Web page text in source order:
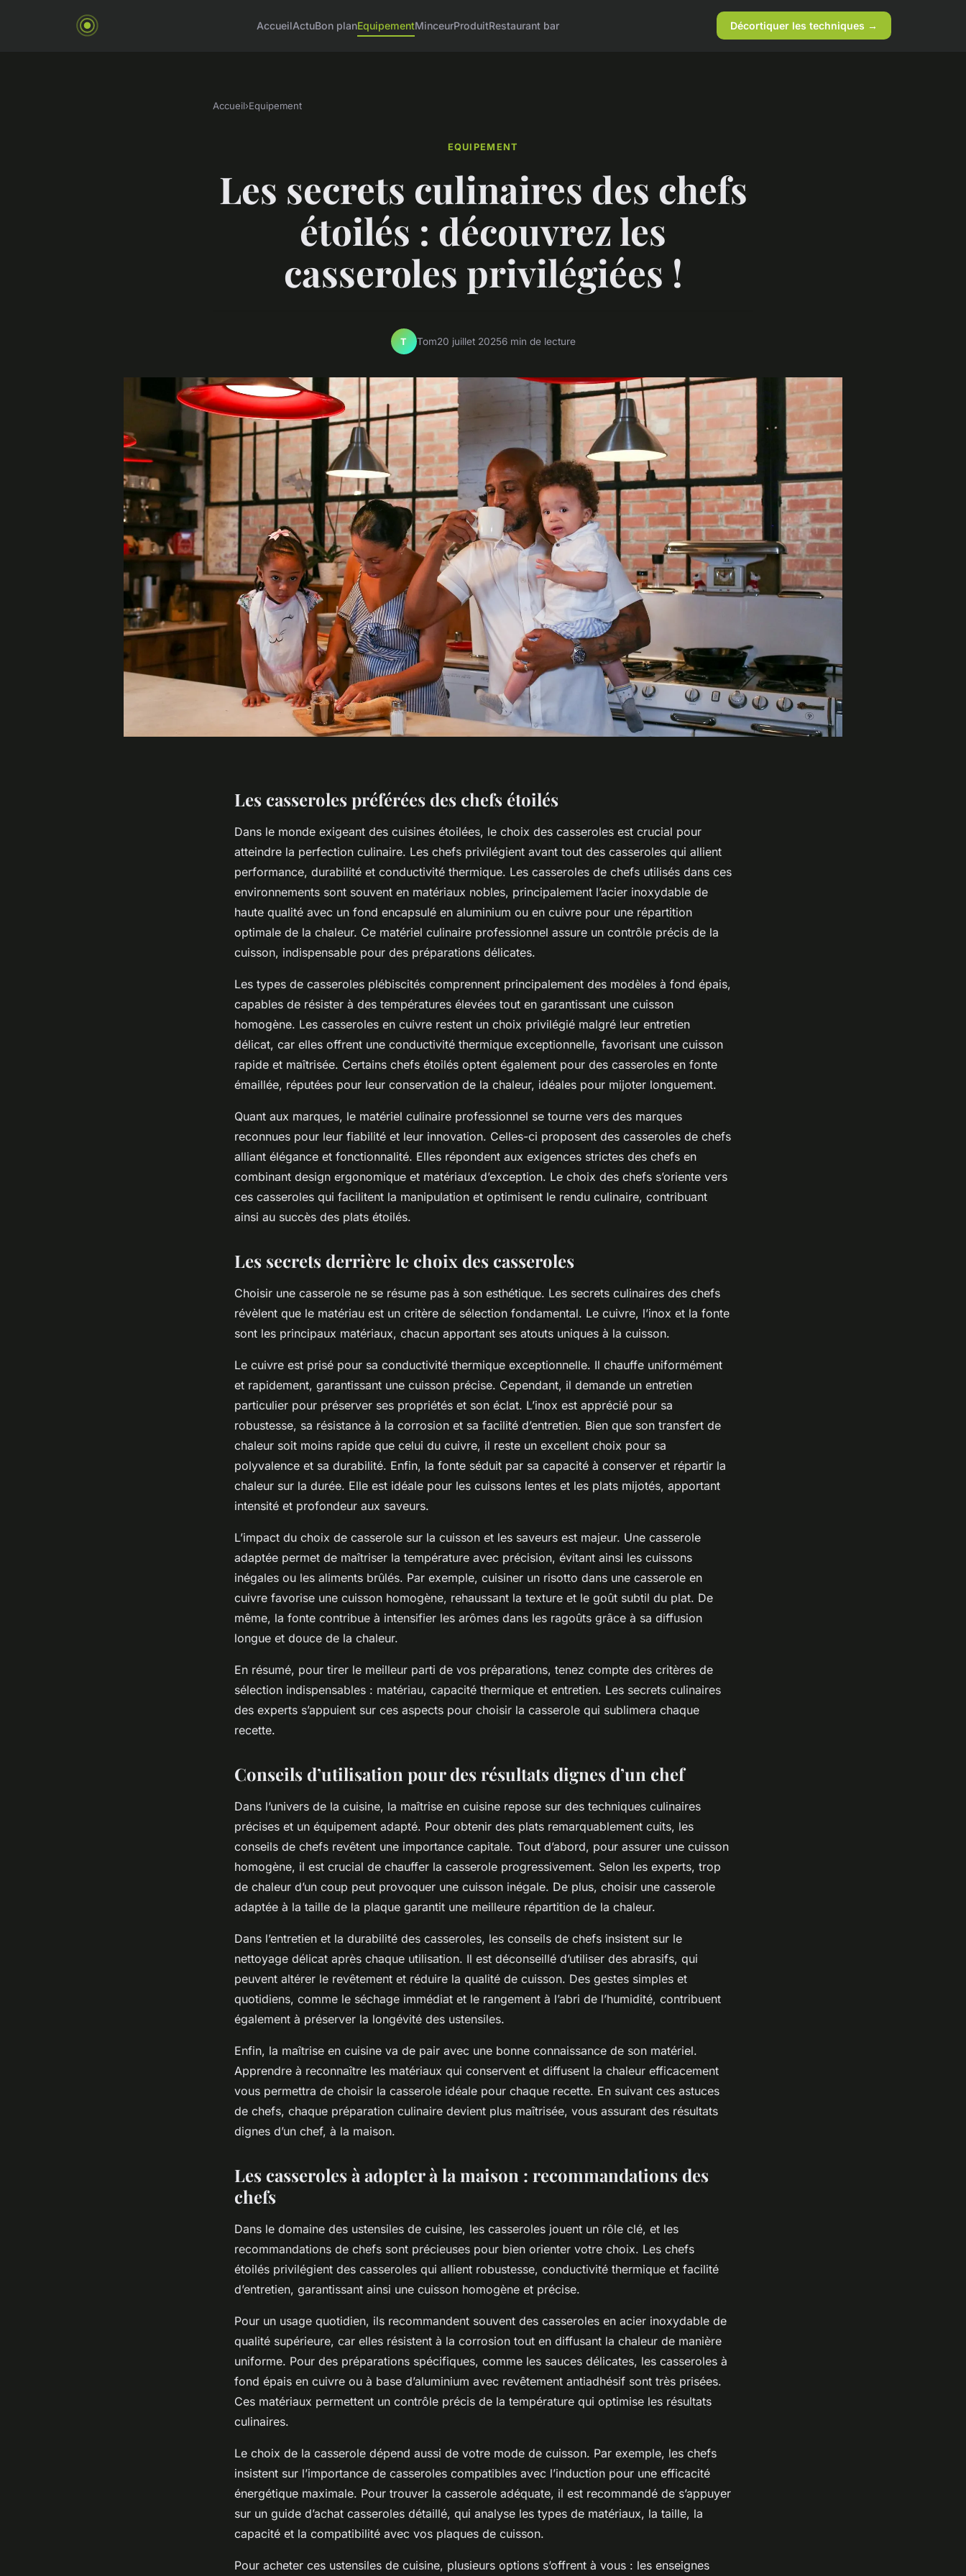
AccueilActuBon planEquipementMinceurProduitRestaurant bar Décortiquer les techniques →
Accueil›Equipement
EQUIPEMENT
Les secrets culinaires des chefs
étoilés : découvrez les
casseroles privilégiées !
T Tom20 juillet 20256 min de lecture
Les casseroles préférées des chefs étoilés
Dans le monde exigeant des cuisines étoilées, le choix des casseroles est crucial pour
atteindre la perfection culinaire. Les chefs privilégient avant tout des casseroles qui allient
performance, durabilité et conductivité thermique. Les casseroles de chefs utilisés dans ces
environnements sont souvent en matériaux nobles, principalement l’acier inoxydable de
haute qualité avec un fond encapsulé en aluminium ou en cuivre pour une répartition
optimale de la chaleur. Ce matériel culinaire professionnel assure un contrôle précis de la
cuisson, indispensable pour des préparations délicates.
Les types de casseroles plébiscités comprennent principalement des modèles à fond épais,
capables de résister à des températures élevées tout en garantissant une cuisson
homogène. Les casseroles en cuivre restent un choix privilégié malgré leur entretien
délicat, car elles offrent une conductivité thermique exceptionnelle, favorisant une cuisson
rapide et maîtrisée. Certains chefs étoilés optent également pour des casseroles en fonte
émaillée, réputées pour leur conservation de la chaleur, idéales pour mijoter longuement.
Quant aux marques, le matériel culinaire professionnel se tourne vers des marques
reconnues pour leur fiabilité et leur innovation. Celles-ci proposent des casseroles de chefs
alliant élégance et fonctionnalité. Elles répondent aux exigences strictes des chefs en
combinant design ergonomique et matériaux d’exception. Le choix des chefs s’oriente vers
ces casseroles qui facilitent la manipulation et optimisent le rendu culinaire, contribuant
ainsi au succès des plats étoilés.
Les secrets derrière le choix des casseroles
Choisir une casserole ne se résume pas à son esthétique. Les secrets culinaires des chefs
révèlent que le matériau est un critère de sélection fondamental. Le cuivre, l’inox et la fonte
sont les principaux matériaux, chacun apportant ses atouts uniques à la cuisson.
Le cuivre est prisé pour sa conductivité thermique exceptionnelle. Il chauffe uniformément
et rapidement, garantissant une cuisson précise. Cependant, il demande un entretien
particulier pour préserver ses propriétés et son éclat. L’inox est apprécié pour sa
robustesse, sa résistance à la corrosion et sa facilité d’entretien. Bien que son transfert de
chaleur soit moins rapide que celui du cuivre, il reste un excellent choix pour sa
polyvalence et sa durabilité. Enfin, la fonte séduit par sa capacité à conserver et répartir la
chaleur sur la durée. Elle est idéale pour les cuissons lentes et les plats mijotés, apportant
intensité et profondeur aux saveurs.
L’impact du choix de casserole sur la cuisson et les saveurs est majeur. Une casserole
adaptée permet de maîtriser la température avec précision, évitant ainsi les cuissons
inégales ou les aliments brûlés. Par exemple, cuisiner un risotto dans une casserole en
cuivre favorise une cuisson homogène, rehaussant la texture et le goût subtil du plat. De
même, la fonte contribue à intensifier les arômes dans les ragoûts grâce à sa diffusion
longue et douce de la chaleur.
En résumé, pour tirer le meilleur parti de vos préparations, tenez compte des critères de
sélection indispensables : matériau, capacité thermique et entretien. Les secrets culinaires
des experts s’appuient sur ces aspects pour choisir la casserole qui sublimera chaque
recette.
Conseils d’utilisation pour des résultats dignes d’un chef
Dans l’univers de la cuisine, la maîtrise en cuisine repose sur des techniques culinaires
précises et un équipement adapté. Pour obtenir des plats remarquablement cuits, les
conseils de chefs revêtent une importance capitale. Tout d’abord, pour assurer une cuisson
homogène, il est crucial de chauffer la casserole progressivement. Selon les experts, trop
de chaleur d’un coup peut provoquer une cuisson inégale. De plus, choisir une casserole
adaptée à la taille de la plaque garantit une meilleure répartition de la chaleur.
Dans l’entretien et la durabilité des casseroles, les conseils de chefs insistent sur le
nettoyage délicat après chaque utilisation. Il est déconseillé d’utiliser des abrasifs, qui
peuvent altérer le revêtement et réduire la qualité de cuisson. Des gestes simples et
quotidiens, comme le séchage immédiat et le rangement à l’abri de l’humidité, contribuent
également à préserver la longévité des ustensiles.
Enfin, la maîtrise en cuisine va de pair avec une bonne connaissance de son matériel.
Apprendre à reconnaître les matériaux qui conservent et diffusent la chaleur efficacement
vous permettra de choisir la casserole idéale pour chaque recette. En suivant ces astuces
de chefs, chaque préparation culinaire devient plus maîtrisée, vous assurant des résultats
dignes d’un chef, à la maison.
Les casseroles à adopter à la maison : recommandations des
chefs
Dans le domaine des ustensiles de cuisine, les casseroles jouent un rôle clé, et les
recommandations de chefs sont précieuses pour bien orienter votre choix. Les chefs
étoilés privilégient des casseroles qui allient robustesse, conductivité thermique et facilité
d’entretien, garantissant ainsi une cuisson homogène et précise.
Pour un usage quotidien, ils recommandent souvent des casseroles en acier inoxydable de
qualité supérieure, car elles résistent à la corrosion tout en diffusant la chaleur de manière
uniforme. Pour des préparations spécifiques, comme les sauces délicates, les casseroles à
fond épais en cuivre ou à base d’aluminium avec revêtement antiadhésif sont très prisées.
Ces matériaux permettent un contrôle précis de la température qui optimise les résultats
culinaires.
Le choix de la casserole dépend aussi de votre mode de cuisson. Par exemple, les chefs
insistent sur l’importance de casseroles compatibles avec l’induction pour une efficacité
énergétique maximale. Pour trouver la casserole adéquate, il est recommandé de s’appuyer
sur un guide d’achat casseroles détaillé, qui analyse les types de matériaux, la taille, la
capacité et la compatibilité avec vos plaques de cuisson.
Pour acheter ces ustensiles de cuisine, plusieurs options s’offrent à vous : les enseignes